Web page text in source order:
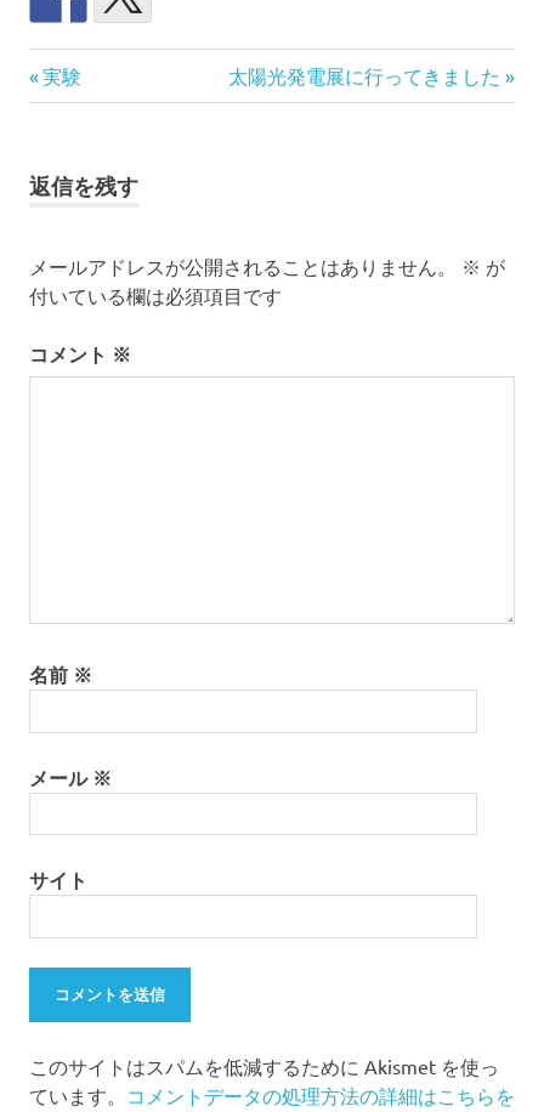
DIY
バ
リ
ー
陽
光
島
投
ナ
ゲ
ー
シ
前
の
実験
次
の
太陽光発電展に行ってきました
返信を残す
メールアドレスが公開されることはありません。 ※ が
付いている欄は必須項目です
コメント ※
名前 ※
メール ※
サイト
このサイトはスパムを低減するために Akismet を使っ
ています。 コメントデータの処理方法の詳細はこちらを